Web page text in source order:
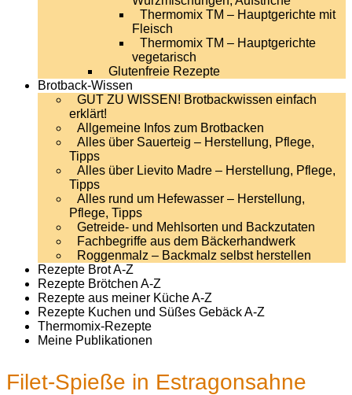
Thermomix TM – Hauptgerichte mit
Fleisch
Thermomix TM – Hauptgerichte
vegetarisch
Glutenfreie Rezepte
Brotback-Wissen
GUT ZU WISSEN! Brotbackwissen einfach
erklärt!
Allgemeine Infos zum Brotbacken
Alles über Sauerteig – Herstellung, Pflege,
Tipps
Alles über Lievito Madre – Herstellung, Pflege,
Tipps
Alles rund um Hefewasser – Herstellung,
Pflege, Tipps
Getreide- und Mehlsorten und Backzutaten
Fachbegriffe aus dem Bäckerhandwerk
Roggenmalz – Backmalz selbst herstellen
Rezepte Brot A-Z
Rezepte Brötchen A-Z
Rezepte aus meiner Küche A-Z
Rezepte Kuchen und Süßes Gebäck A-Z
Thermomix-Rezepte
Meine Publikationen
Filet-Spieße in Estragonsahne